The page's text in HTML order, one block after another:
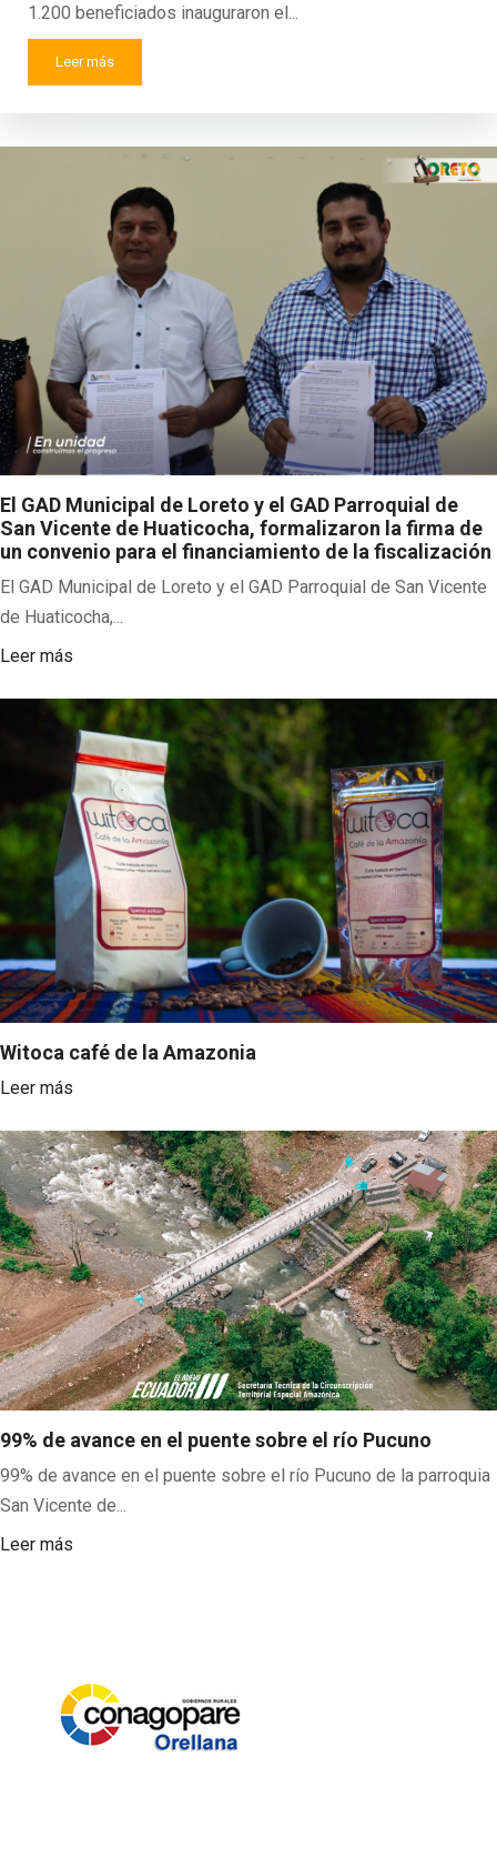
1.200 beneficiados inauguraron el...
Leer más
El GAD Municipal de Loreto y el GAD Parroquial de
San Vicente de Huaticocha, formalizaron la firma de
un convenio para el financiamiento de la fiscalización
El GAD Municipal de Loreto y el GAD Parroquial de San Vicente
de Huaticocha,...
Leer más
Witoca café de la Amazonia
Leer más
99% de avance en el puente sobre el río Pucuno
99% de avance en el puente sobre el río Pucuno de la parroquia
San Vicente de...
Leer más